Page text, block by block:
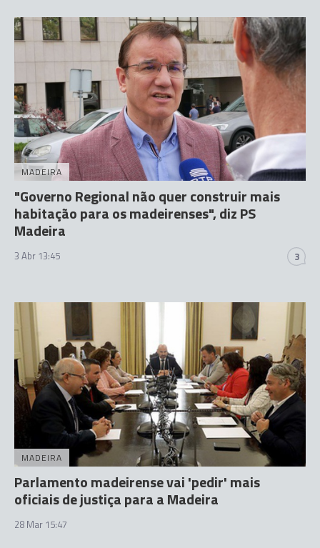
MADEIRA
"Governo Regional não quer construir mais
habitação para os madeirenses", diz PS
Madeira
3 Abr 13:45 3
MADEIRA
Parlamento madeirense vai 'pedir' mais
oficiais de justiça para a Madeira
28 Mar 15:47